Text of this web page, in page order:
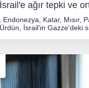
ağır tepki ve
Katar, Mısır,
İsrail'in Gazze'deki